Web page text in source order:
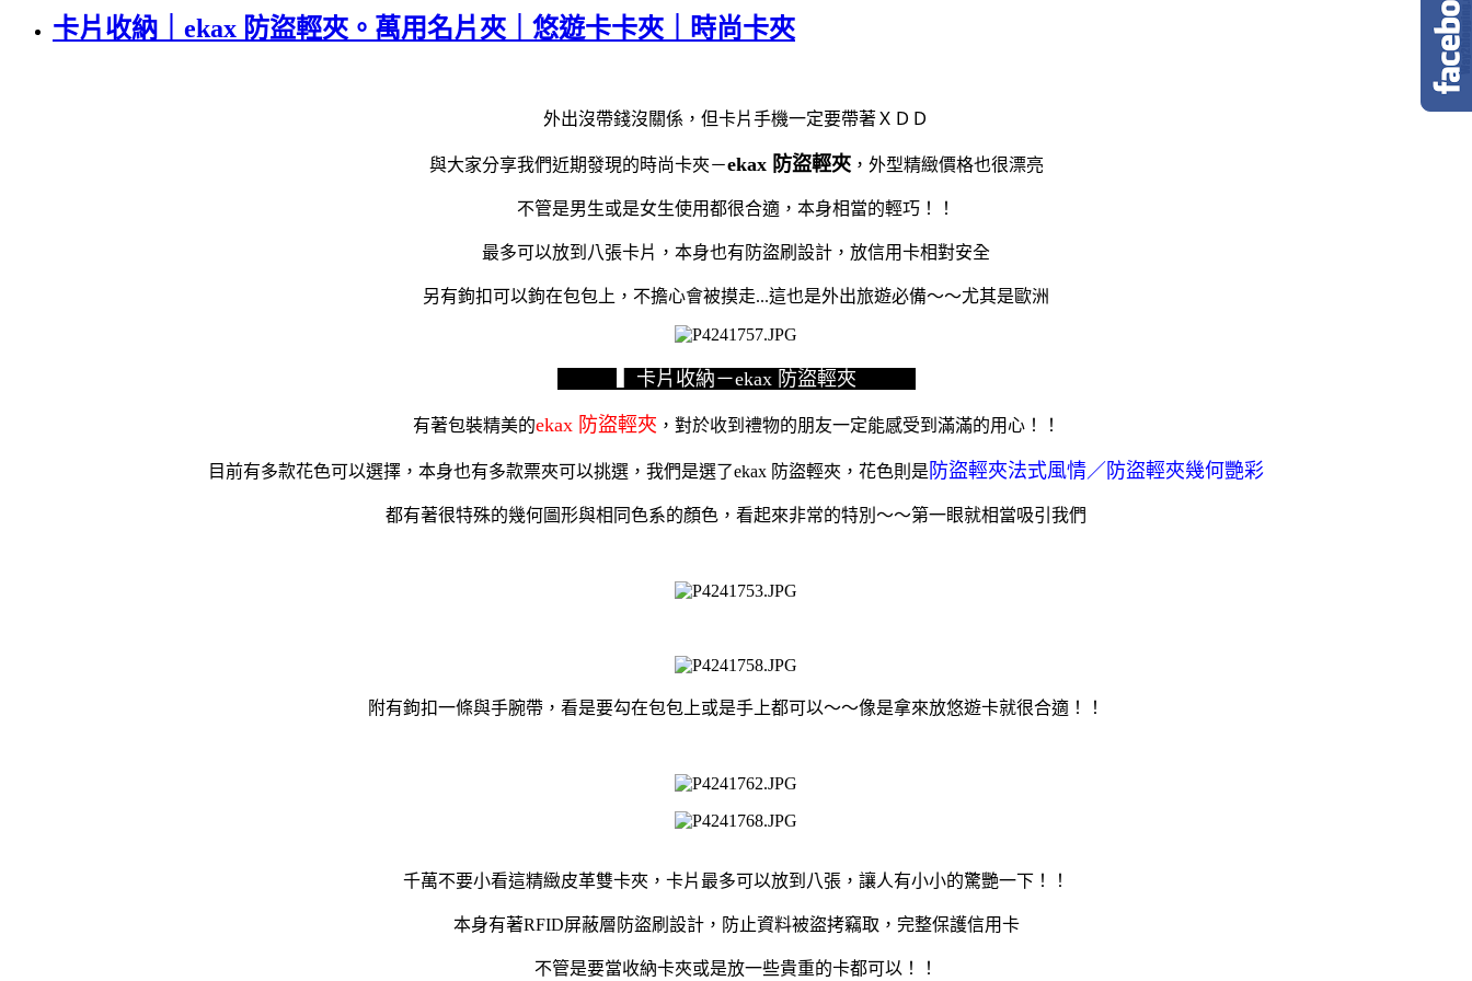
卡片收納｜ekax 防盜輕夾。萬用名片夾｜悠遊卡卡夾｜時尚卡夾
外出沒帶錢沒關係，但卡片手機一定要帶著ＸＤＤ
與大家分享我們近期發現的時尚卡夾－ekax 防盜輕夾，外型精緻價格也很漂亮
不管是男生或是女生使用都很合適，本身相當的輕巧！！
最多可以放到八張卡片，本身也有防盜刷設計，放信用卡相對安全
另有鉤扣可以鉤在包包上，不擔心會被摸走...這也是外出旅遊必備～～尤其是歐洲
▍卡片收納－ekax 防盜輕夾
有著包裝精美的ekax 防盜輕夾 ，對於收到禮物的朋友一定能感受到滿滿的用心！！
目前有多款花色可以選擇，本身也有多款票夾可以挑選，我們是選了ekax 防盜輕夾，花色則是 防盜輕夾法式風情／防盜輕夾幾何艷彩
都有著很特殊的幾何圖形與相同色系的顏色，看起來非常的特別～～第一眼就相當吸引我們
附有鉤扣一條與手腕帶，看是要勾在包包上或是手上都可以～～像是拿來放悠遊卡就很合適！！
千萬不要小看這精緻皮革雙卡夾，卡片最多可以放到八張，讓人有小小的驚艷一下！！
本身有著RFID屏蔽層防盜刷設計，防止資料被盜拷竊取，完整保護信用卡
不管是要當收納卡夾或是放一些貴重的卡都可以！！